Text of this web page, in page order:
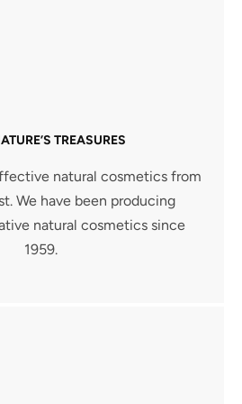
TREASURES
natural cosmetics from
We have been producing
natural cosmetics since
1959.